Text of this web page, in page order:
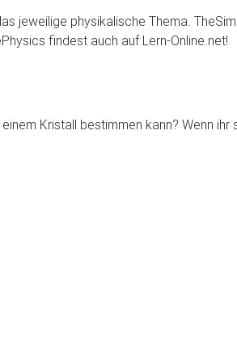
jeweilige physikalische Thema.
findest auch auf Lern-Online.net!
Kristall bestimmen kann? Wenn ihr